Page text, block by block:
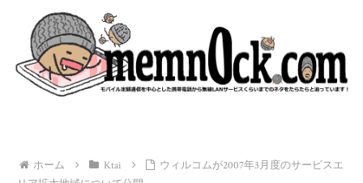
ホーム Ktai
ウィルコムが2007年3月度のサービスエ